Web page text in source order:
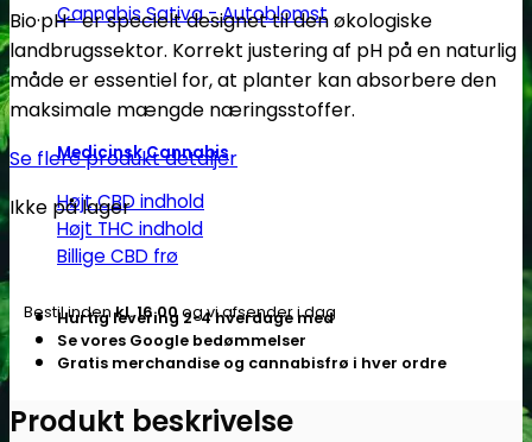
Cannabis Sativa - Autoblomst
Medicinsk Cannabis
Højt CBD indhold
Højt THC indhold
Billige CBD frø
Bio·pH- er specielt designet til den økologiske
landbrugssektor. Korrekt justering af pH på en naturlig
måde er essentiel for, at planter kan absorbere den
maksimale mængde næringsstoffer.
Se flere produkt detaljer
Ikke på lager
Bestil indenkl. 16.00og vi afsender i dag
Hurtig levering 2-4 hverdage med
Se vores Google bedømmelser
Gratis merchandise og cannabisfrø i hver ordre
Produkt beskrivelse